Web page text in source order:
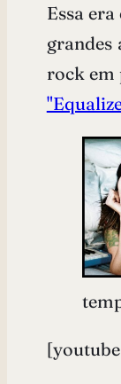
Essa
grandes
rock em